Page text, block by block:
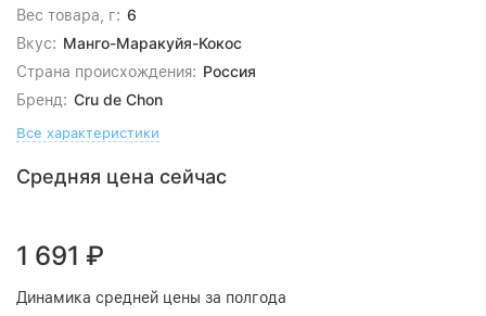
Вес товара, г: 6
Вкус: Манго-Маракуйя-Кокос
Страна происхождения: Россия
Бренд: Cru de Chon
Все характеристики
Средняя цена сейчас
1 691 ₽
Динамика средней цены за полгода